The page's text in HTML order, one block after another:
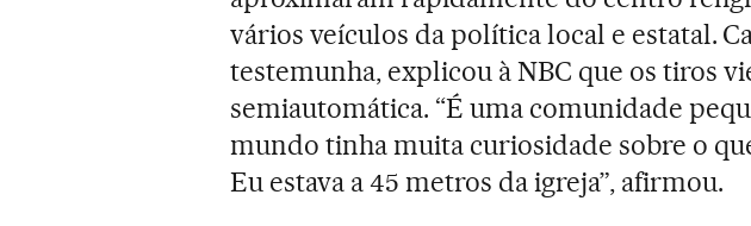
vários veículos da política local e estatal.
testemunha, explicou à NBC que os tiros
semiautomática. “É uma comunidade
mundo tinha muita curiosidade sobre o
Eu estava a 45 metros da igreja”, afirmou.